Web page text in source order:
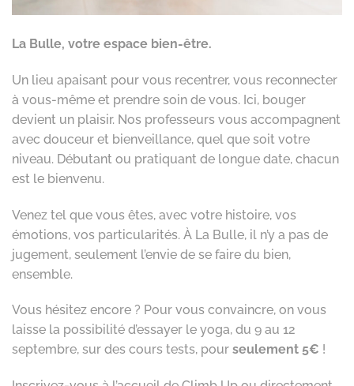
La Bulle, votre espace bien-être.
Un lieu apaisant pour vous recentrer, vous reconnecter
à vous-même et prendre soin de vous. Ici, bouger
devient un plaisir. Nos professeurs vous accompagnent
avec douceur et bienveillance, quel que soit votre
niveau. Débutant ou pratiquant de longue date, chacun
est le bienvenu.
Venez tel que vous êtes, avec votre histoire, vos
émotions, vos particularités. À La Bulle, il n’y a pas de
jugement, seulement l’envie de se faire du bien,
ensemble.
Vous hésitez encore ? Pour vous convaincre, on vous
laisse la possibilité d’essayer le yoga, du 9 au 12
septembre, sur des cours tests, pour seulement 5€ !